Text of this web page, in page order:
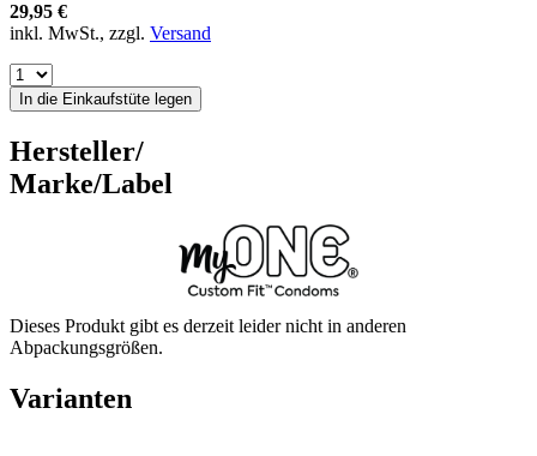
29,95 €
inkl. MwSt., zzgl. Versand
In die Einkaufstüte legen
Hersteller/
Marke/Label
Dieses Produkt gibt es derzeit leider nicht in anderen
Abpackungsgrößen.
Varianten